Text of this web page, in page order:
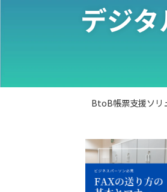
デジ
BtoB帳票支援ソリ